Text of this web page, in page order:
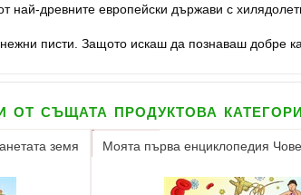
древните европейски държави с
писти. Защото искаш да познаваш добре
от същата продуктова
земя Моята първа енциклопедия